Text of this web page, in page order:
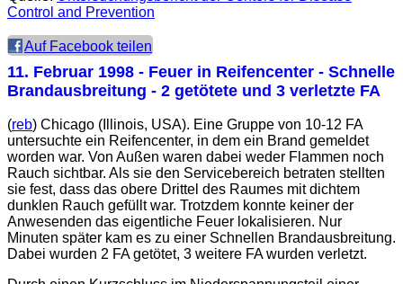
Control and Prevention
Auf Facebook teilen
11. Februar 1998 - Feuer in Reifencenter - Schnelle
Brandausbreitung - 2 getötete und 3 verletzte FA
(reb) Chicago (Illinois, USA). Eine Gruppe von 10-12 FA
untersuchte ein Reifencenter, in dem ein Brand gemeldet
worden war. Von Außen waren dabei weder Flammen noch
Rauch sichtbar. Als sie den Servicebereich betraten stellten
sie fest, dass das obere Drittel des Raumes mit dichtem
dunklen Rauch gefüllt war. Trotzdem konnte keiner der
Anwesenden das eigentliche Feuer lokalisieren. Nur
Minuten später kam es zu einer Schnellen Brandausbreitung.
Dabei wurden 2 FA getötet, 3 weitere FA wurden verletzt.